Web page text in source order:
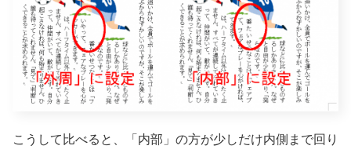
こうして比べると、「内部」の方が少しだけ内側まで回り